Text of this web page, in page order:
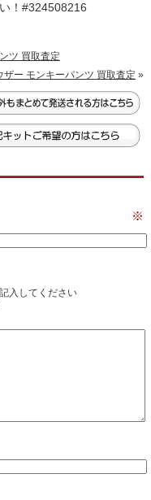
！#324508216
ツ 買取査定
ー モンキーパンツ 買取査定 »
※
入してください